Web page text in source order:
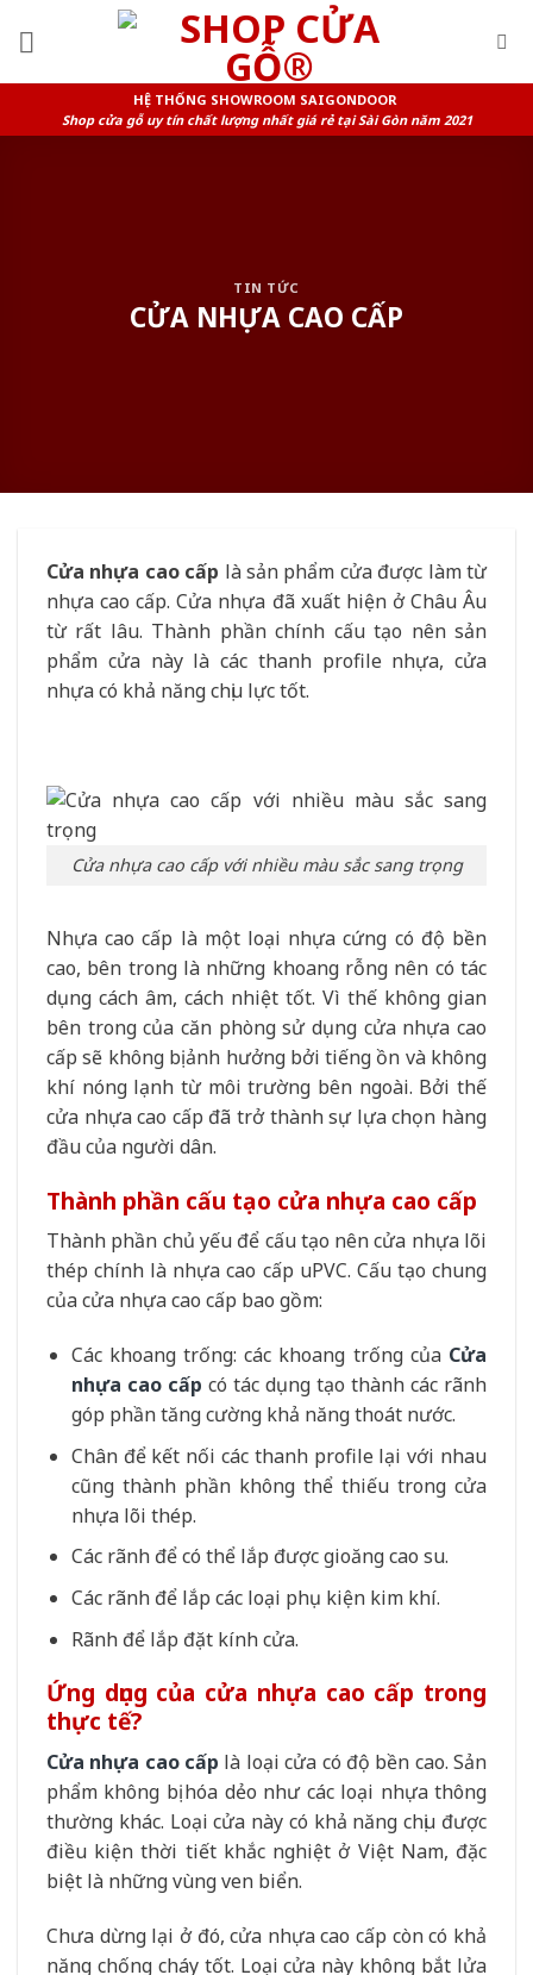
HỆ THỐNG SHOWROOM SAIGONDOOR
Shop cửa gỗ uy tín chất lượng nhất giá rẻ tại Sài Gòn năm 2021
TIN TỨC
CỬA NHỰA CAO CẤP
Cửa nhựa cao cấp là sản phẩm cửa được làm từ
nhựa cao cấp. Cửa nhựa đã xuất hiện ở Châu Âu
từ rất lâu. Thành phần chính cấu tạo nên sản
phẩm cửa này là các thanh profile nhựa, cửa
nhựa có khả năng chịu lực tốt.
Cửa nhựa cao cấp với nhiều màu sắc sang trọng
Nhựa cao cấp là một loại nhựa cứng có độ bền
cao, bên trong là những khoang rỗng nên có tác
dụng cách âm, cách nhiệt tốt. Vì thế không gian
bên trong của căn phòng sử dụng cửa nhựa cao
cấp sẽ không bị ảnh hưởng bởi tiếng ồn và không
khí nóng lạnh từ môi trường bên ngoài. Bởi thế
cửa nhựa cao cấp đã trở thành sự lựa chọn hàng
đầu của người dân.
Thành phần cấu tạo cửa nhựa cao cấp
Thành phần chủ yếu để cấu tạo nên cửa nhựa lõi
thép chính là nhựa cao cấp uPVC. Cấu tạo chung
của cửa nhựa cao cấp bao gồm:
Các khoang trống: các khoang trống của Cửa
nhựa cao cấp có tác dụng tạo thành các rãnh
góp phần tăng cường khả năng thoát nước.
Chân để kết nối các thanh profile lại với nhau
cũng thành phần không thể thiếu trong cửa
nhựa lõi thép.
Các rãnh để có thể lắp được gioăng cao su.
Các rãnh để lắp các loại phụ kiện kim khí.
Rãnh để lắp đặt kính cửa.
Ứng dụng của cửa nhựa cao cấp trong
thực tế?
Cửa nhựa cao cấp là loại cửa có độ bền cao. Sản
phẩm không bị hóa dẻo như các loại nhựa thông
thường khác. Loại cửa này có khả năng chịu được
điều kiện thời tiết khắc nghiệt ở Việt Nam, đặc
biệt là những vùng ven biển.
Chưa dừng lại ở đó, cửa nhựa cao cấp còn có khả
năng chống cháy tốt. Loại cửa này không bắt lửa